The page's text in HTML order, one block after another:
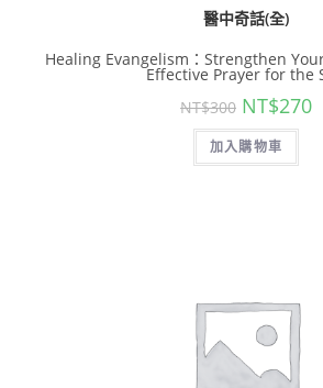
醫中奇話(全)
Healing Evangelism：Strengthen
Effective Prayer for the
NT$300 NT$270
加入購物車